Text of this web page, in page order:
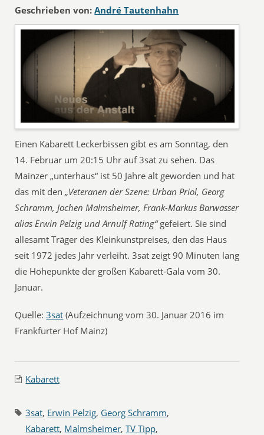
Geschrieben von: André Tautenhahn
Einen Kabarett Leckerbissen gibt es am Sonntag, den
14. Februar um 20:15 Uhr auf 3sat zu sehen. Das
Mainzer „unterhaus“ ist 50 Jahre alt geworden und hat
das mit den„Veteranen der Szene: Urban Priol, Georg
Schramm, Jochen Malmsheimer, Frank-Markus Barwasser
alias Erwin Pelzig und Arnulf Rating“gefeiert. Sie sind
allesamt Träger des Kleinkunstpreises, den das Haus
seit 1972 jedes Jahr verleiht. 3sat zeigt 90 Minuten lang
die Höhepunkte der großen Kabarett-Gala vom 30.
Januar.
Quelle:3sat (Aufzeichnung vom 30. Januar 2016 im
Frankfurter Hof Mainz)
Kabarett
3sat, Erwin Pelzig, Georg Schramm,
Kabarett, Malmsheimer,TV Tipp,